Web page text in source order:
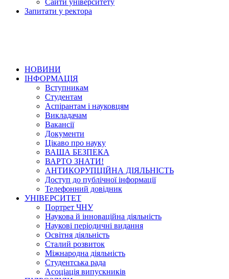
Запитати у ректора
НОВИНИ
ІНФОРМАЦІЯ
Вступникам
Студентам
Аспірантам і науковцям
Викладачам
Вакансії
Документи
Цікаво про науку
ВАША БЕЗПЕКА
ВАРТО ЗНАТИ!
АНТИКОРУПЦІЙНА ДІЯЛЬНІСТЬ
Доступ до публічної інформації
Телефонний довідник
УНІВЕРСИТЕТ
Портрет ЧНУ
Наукова й інноваційна діяльність
Наукові періодичні видання
Освітня діяльність
Сталий розвиток
Міжнародна діяльність
Студентська рада
Асоціація випускників